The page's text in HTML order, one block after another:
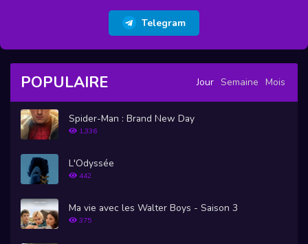
Telegram
POPULAIRE Jour Semaine Mois
Spider-Man : Brand New Day
1,336
L'Odyssée
442
Ma vie avec les Walter Boys - Saison 3
375